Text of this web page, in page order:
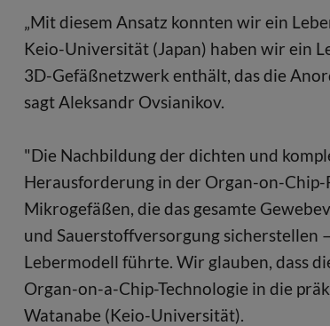
„Mit diesem Ansatz konnten wir ein
Keio-Universität (Japan) haben wir ein
3D-Gefäßnetzwerk enthält, das die
sagt Aleksandr Ovsianikov.
"Die Nachbildung der dichten und
Herausforderung in der Organ-on-
Mikrogefäßen, die das gesamte
und Sauerstoffversorgung sicherstellen
Lebermodell führte. Wir glauben, dass
Organ-on-a-Chip-Technologie in die
Watanabe (Keio-Universität).